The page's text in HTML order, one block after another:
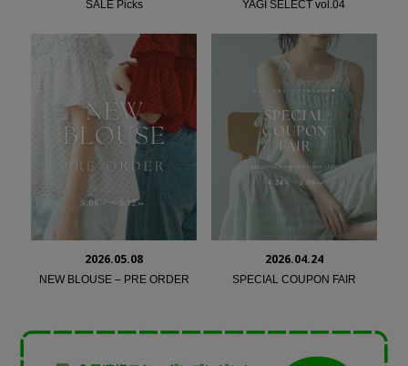
SALE Picks YAGI SELECT vol.04
2026.05.08
NEW BLOUSE – PRE ORDER
2026.04.24
SPECIAL COUPON FAIR